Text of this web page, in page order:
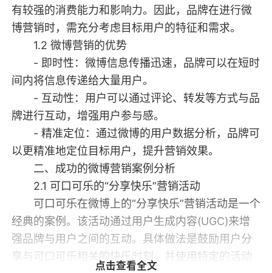
有较强的消费能力和影响力。因此，品牌在进行微
博营销时，需充分考虑目标用户的特征和需求。
1.2 微博营销的优势
- 即时性：微博信息传播迅速，品牌可以在短时
间内将信息传递给大量用户。
- 互动性：用户可以通过评论、转发等方式与品
牌进行互动，增强用户参与感。
- 精准定位：通过微博的用户数据分析，品牌可
以更精准地定位目标用户，提升营销效果。
二、成功的微博营销案例分析
2.1 可口可乐的“分享快乐”营销活动
可口可乐在微博上的“分享快乐”营销活动是一个
经典的案例。该活动通过用户生成内容(UGC)来增
强品牌与用户之间的互动。具体做法是鼓励用户分
享与可口可乐相关的快乐时刻，并使用特定的活动
点击查看全文